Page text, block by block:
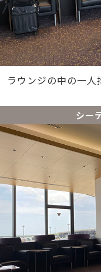
ラウンジの中の一人
シー